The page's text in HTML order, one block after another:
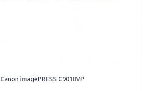
Canon imagePRESS C9010VP